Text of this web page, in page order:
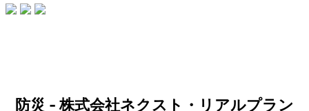
防災 - 株式会社ネクスト・リアルプラン